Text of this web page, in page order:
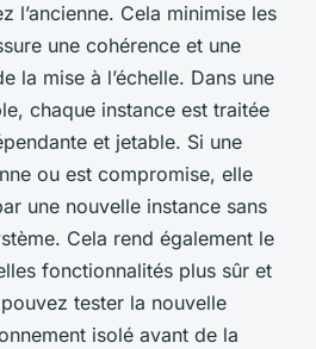
l’ancienne. Cela minimise les
une cohérence et une
la mise à l’échelle. Dans une
chaque instance est traitée
et jetable. Si une
ou est compromise, elle
une nouvelle instance sans
Cela rend également le
fonctionnalités plus sûr et
tester la nouvelle
isolé avant de la